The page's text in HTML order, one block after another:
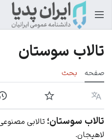
تالاب سوستان
صفحه بحث
زبان پیگیری
تالاب سوستان؛
لاهیجان.